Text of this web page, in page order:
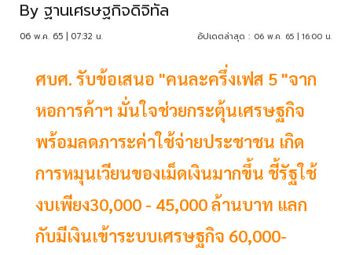
By ฐานเศรษฐกิจดิจิทัล
06 พ.ค. 65 | 07:32 น. อัปเดตล่าสุด : 06 พ.ค. 65 | 16:00 น.
ศบศ. รับข้อเสนอ "คนละครึ่งเฟส 5 "จาก
หอการค้าฯ มั่นใจช่วยกระตุ้นเศรษฐกิจ
พร้อมลดภาระค่าใช้จ่ายประชาชน เกิด
การหมุนเวียนของเม็ดเงินมากขึ้น ชี้รัฐใช้
งบเพียง30,000 - 45,000 ล้านบาท แลก
กับมีเงินเข้าระบบเศรษฐกิจ 60,000-